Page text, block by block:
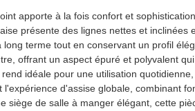
apporte à la fois confort et
présente des lignes nettes et inclinées
terme tout en conservant un profil
offrant un aspect épuré et polyvalent
idéale pour une utilisation
d'assise globale, combinant
de salle à manger élégant, cette